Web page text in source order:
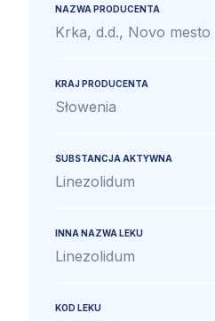
NAZWA PRODUCENTA
Krka, d.d., Novo mesto
KRAJ PRODUCENTA
Słowenia
SUBSTANCJA AKTYWNA
Linezolidum
INNA NAZWA LEKU
Linezolidum
KOD LEKU